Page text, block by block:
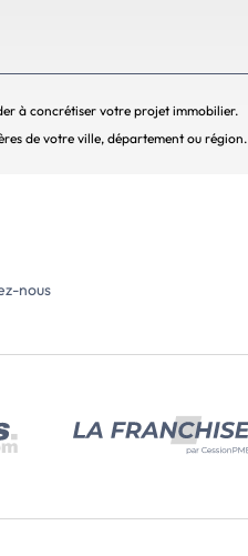
à concrétiser votre projet immobilier.
de votre ville, département ou région.
nous